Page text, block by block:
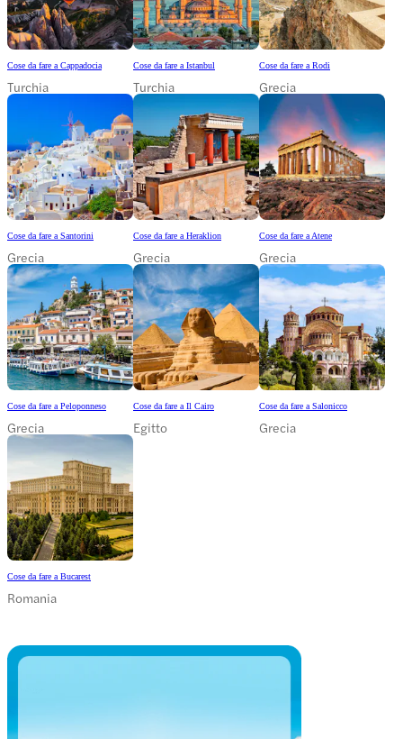
Cose da fare a Cappadocia
Turchia
Cose da fare a Istanbul
Turchia
Cose da fare a Rodi
Grecia
Cose da fare a Santorini
Grecia
Cose da fare a Heraklion
Grecia
Cose da fare a Atene
Grecia
Cose da fare a Peloponneso
Grecia
Cose da fare a Il Cairo
Egitto
Cose da fare a Salonicco
Grecia
Cose da fare a Bucarest
Romania